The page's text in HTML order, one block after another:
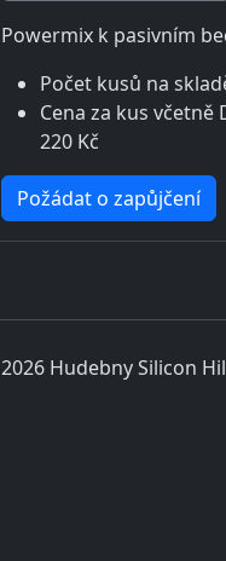
Powermix k pasivním
Počet kusů na
Cena za kus včetně
220 Kč
Požádat o zapůjčení
Hudebny Silicon